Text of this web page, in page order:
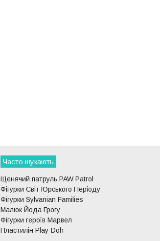
Часто шукають
Щенячий патруль PAW Patrol
Фігурки Світ Юрського Періоду
Фігурки Sylvanian Families
Малюк Йода Грогу
Фігурки героїв Марвел
Пластилін Play-Doh